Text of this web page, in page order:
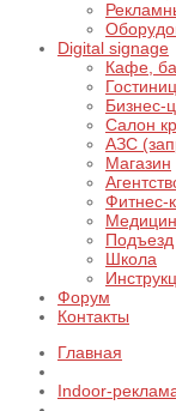
Digital signage
Кафе,
Бизнес-
Салон
АЗС
Магазин
Фитнес-
Подъезд
Школа
Форум
Контакты
Главная
Indoor-